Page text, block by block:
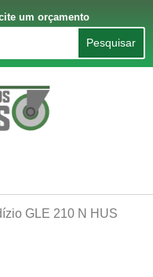
um orçamento
Pesquisar
GLE 210 N HUS